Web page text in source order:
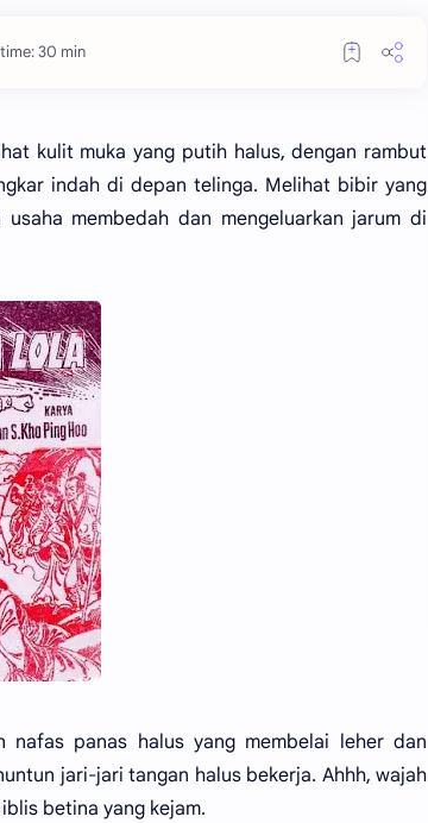
30 min
kulit muka yang putih halus, dengan rambut
indah di depan telinga. Melihat bibir yang
membedah dan mengeluarkan jarum di
nafas panas halus yang membelai leher dan
jari-jari tangan halus bekerja. Ahhh, wajah
betina yang kejam.